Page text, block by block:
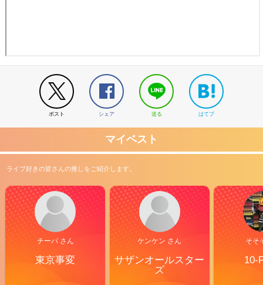
ポスト シェア 送る はてブ
マイベスト
ライブ好きの皆さんの推しをご紹介します。
チーバ さん
東京事変
ケンケン さん
サザンオールスター
ズ
そそ
10-